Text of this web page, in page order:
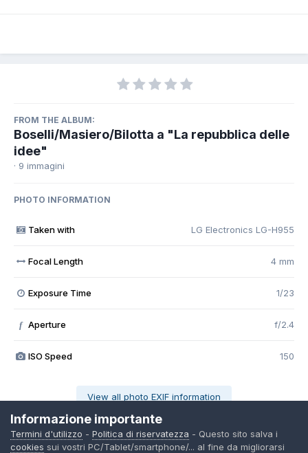
FROM THE ALBUM:
Boselli/Masiero/Bilotta a "La repubblica delle
idee"
· 9 immagini
PHOTO INFORMATION
Taken with LG Electronics LG-H955
Focal Length 4 mm
Exposure Time 1/23
f Aperture f/2.4
ISO Speed 150
View all photo EXIF information
Informazione importante
Termini d'utilizzo - Politica di riservatezza - Questo sito salva i
cookies sui vostri PC/Tablet/smartphone/... al fine da migliorarsi